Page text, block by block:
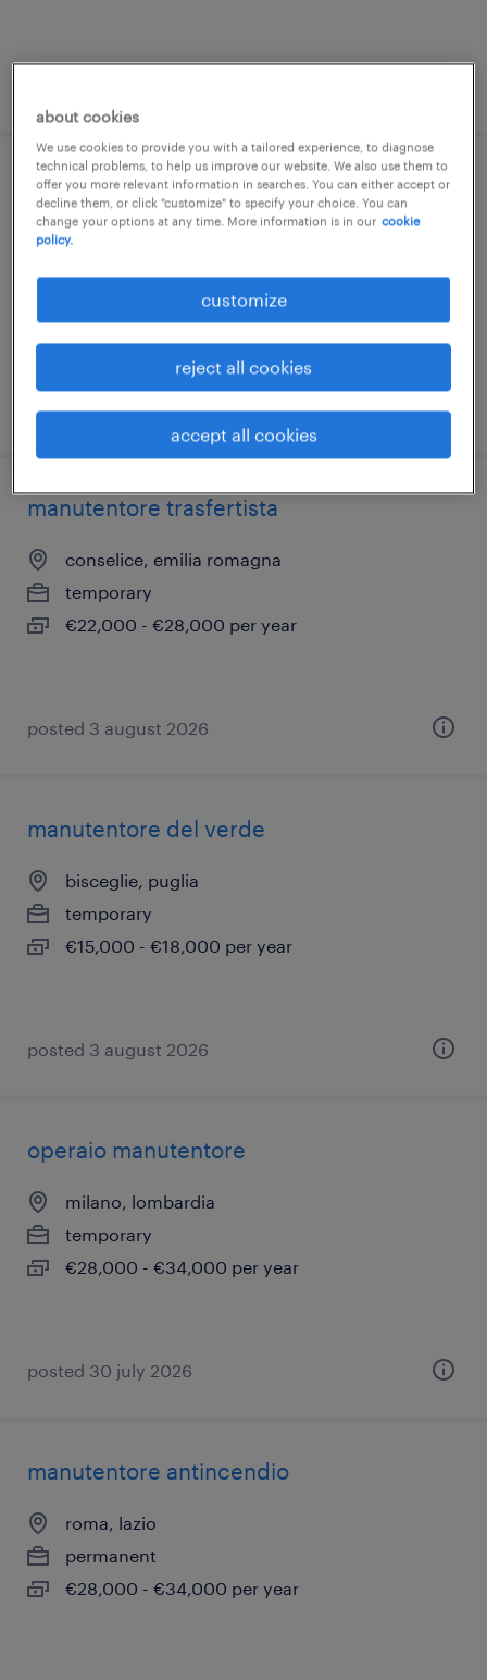
manutentore
trento, trentino alto adige
€34,000 - €42,000 per year
posted 3 august 2026
manutentore trasfertista
conselice, emilia romagna
temporary
€22,000 - €28,000 per year
posted 3 august 2026
manutentore del verde
bisceglie, puglia
temporary
€15,000 - €18,000 per year
posted 3 august 2026
operaio manutentore
milano, lombardia
temporary
€28,000 - €34,000 per year
posted 30 july 2026
manutentore antincendio
roma, lazio
permanent
€28,000 - €34,000 per year
about cookies
We use cookies to provide you with a tailored experience, to diagnose
technical problems, to help us improve our website. We also use them to
offer you more relevant information in searches. You can either accept or
decline them, or click "customize" to specify your choice. You can
change your options at any time. More information is in our cookie
policy.
customize
reject all cookies
accept all cookies